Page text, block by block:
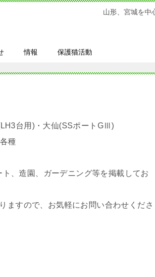
山形、宮城を中
情報 保護猫活動
台用)・大仙(SSポートGⅢ)
種
、造園、ガーデニング等を掲載してお
ますので、お気軽にお問い合わせくださ